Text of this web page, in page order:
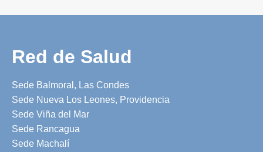
Red de Salud
Sede Balmoral, Las Condes
Sede Nueva Los Leones, Providencia
Sede Viña del Mar
Sede Rancagua
Sede Machalí